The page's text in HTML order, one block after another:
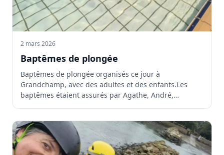
2 mars 2026
Baptêmes de plongée
Baptêmes de plongée organisés ce jour à
Grandchamp, avec des adultes et des enfants.Les
baptêmes étaient assurés par Agathe, André,